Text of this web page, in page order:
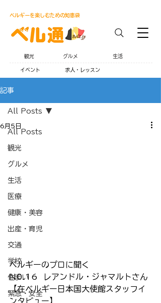
観光 グルメ 生活
求人・レッスン
ベルギーを楽しむための知恵袋
イベント
記事
All Posts
観光
グルメ
生活
医療
健康・美容
出産・育児
交通
学校
住まい
緊急・安全
All Posts
6月5日
ベルギーのプロに聞く
N0.16  レアンドル・ジャマルトさん
【在ベルギー日本国大使館スタッフイ
ンタビュー】